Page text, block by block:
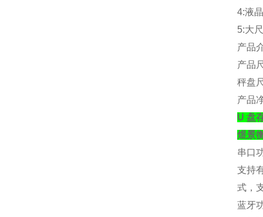
4:液
5:大
产品
产品
秤盘
产品
U 盘
煜景
串口
支持
式，
蓝牙